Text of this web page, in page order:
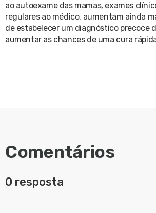
ao autoexame das mamas, exames
regulares ao médico, aumentam ainda
de estabelecer um diagnóstico precoce
aumentar as chances de uma cura
Comentários
0 resposta